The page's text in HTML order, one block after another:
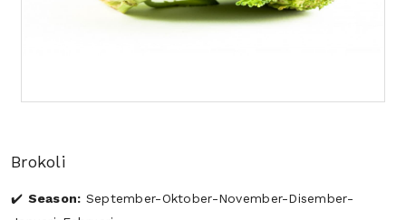
Brokoli
Season: September-Oktober-November-Disember-